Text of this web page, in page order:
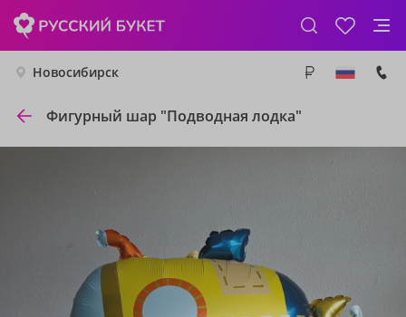
Новосибирск
Фигурный шар "Подводная лодка"